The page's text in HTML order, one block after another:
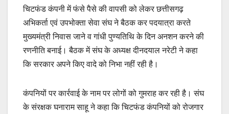
चिटफंड कंपनी में फंसे पैसे की वापसी को लेकर छत्तीसगढ़
अभिकर्ता एवं उपभोक्ता सेवा संघ ने बैठक कर पदयात्रा करते
मुख्यमंत्री निवास जाने व गांधी पुण्यतिथि के दिन अनशन करने की
रणनीति बनाई। बैठक में संघ के अध्यक्ष दीनदयाल नरेटी ने कहा
कि सरकार अपने किए वादे को निभा नहीं रही है।
कंपनियों पर कार्रवाई के नाम पर लोगों को गुमराह कर रही है। संघ
के संरक्षक घनाराम साहू ने कहा कि चिटफंड कंपनियों को रोजगार